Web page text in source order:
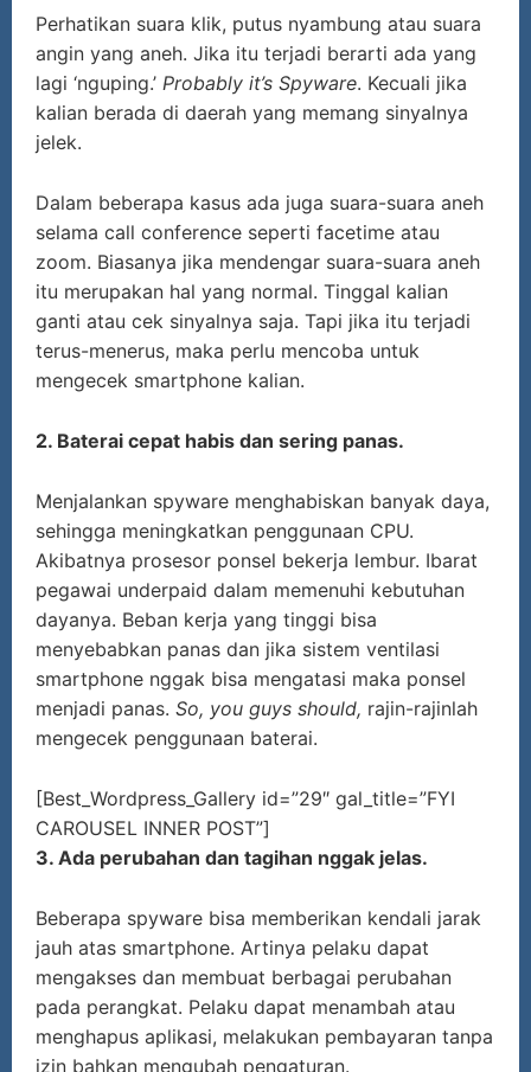
Perhatikan suara klik, putus nyambung atau suara
angin yang aneh. Jika itu terjadi berarti ada yang
lagi ‘nguping.’ Probably it’s Spyware. Kecuali jika
kalian berada di daerah yang memang sinyalnya
jelek.
Dalam beberapa kasus ada juga suara-suara aneh
selama call conference seperti facetime atau
zoom. Biasanya jika mendengar suara-suara aneh
itu merupakan hal yang normal. Tinggal kalian
ganti atau cek sinyalnya saja. Tapi jika itu terjadi
terus-menerus, maka perlu mencoba untuk
mengecek smartphone kalian.
2. Baterai cepat habis dan sering panas.
Menjalankan spyware menghabiskan banyak daya,
sehingga meningkatkan penggunaan CPU.
Akibatnya prosesor ponsel bekerja lembur. Ibarat
pegawai underpaid dalam memenuhi kebutuhan
dayanya. Beban kerja yang tinggi bisa
menyebabkan panas dan jika sistem ventilasi
smartphone nggak bisa mengatasi maka ponsel
menjadi panas. So, you guys should, rajin-rajinlah
mengecek penggunaan baterai.
[Best_Wordpress_Gallery id=”29″ gal_title=”FYI
CAROUSEL INNER POST”]
3. Ada perubahan dan tagihan nggak jelas.
Beberapa spyware bisa memberikan kendali jarak
jauh atas smartphone. Artinya pelaku dapat
mengakses dan membuat berbagai perubahan
pada perangkat. Pelaku dapat menambah atau
menghapus aplikasi, melakukan pembayaran tanpa
izin bahkan mengubah pengaturan.